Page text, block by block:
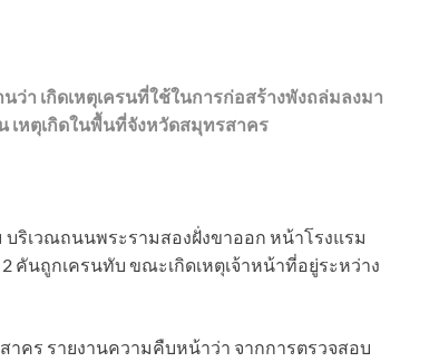
นว่า เกิดเหตุเครนที่ใช้ในการก่อสร้างพังถล่มลงมา
เหตุเกิดในพื้นที่จังหวัดสมุทรสาคร
บริเวณถนนพระรามสองฝั่งขาออก หน้าโรงแรม
คันถูกเครนทับ ขณะเกิดเหตุเจ้าหน้าที่อยู่ระหว่าง
าคร รายงานความคืบหน้าว่า จากการตรวจสอบ